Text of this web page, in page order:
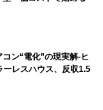
ン“電化”の現実解-ヒ
ーレスハウス、反収1.5